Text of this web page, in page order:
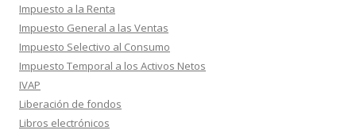
Impuesto a la Renta
Impuesto General a las Ventas
Impuesto Selectivo al Consumo
Impuesto Temporal a los Activos Netos
IVAP
Liberación de fondos
Libros electrónicos